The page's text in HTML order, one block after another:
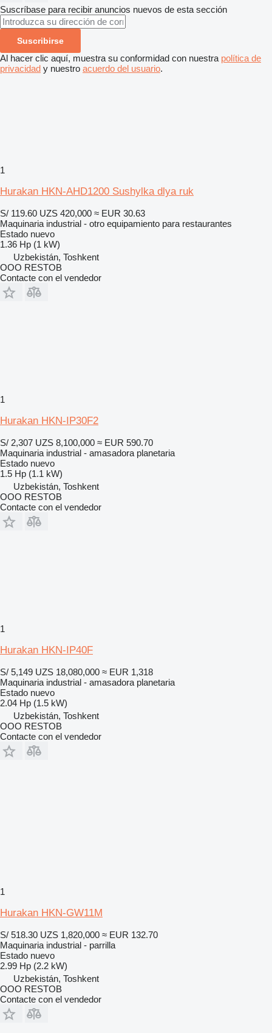
Suscríbase para recibir anuncios nuevos de esta sección
Suscribirse
Al hacer clic aquí, muestra su conformidad con nuestra política de
privacidad y nuestro acuerdo del usuario.
1
Hurakan HKN-AHD1200 Sushylka dlya ruk
S/ 119.60 UZS 420,000 ≈ EUR 30.63
Maquinaria industrial - otro equipamiento para restaurantes
Estado nuevo
1.36 Hp (1 kW)
Uzbekistán, Toshkent
OOO RESTOB
Contacte con el vendedor
1
Hurakan HKN-IP30F2
S/ 2,307 UZS 8,100,000 ≈ EUR 590.70
Maquinaria industrial - amasadora planetaria
Estado nuevo
1.5 Hp (1.1 kW)
Uzbekistán, Toshkent
OOO RESTOB
Contacte con el vendedor
1
Hurakan HKN-IP40F
S/ 5,149 UZS 18,080,000 ≈ EUR 1,318
Maquinaria industrial - amasadora planetaria
Estado nuevo
2.04 Hp (1.5 kW)
Uzbekistán, Toshkent
OOO RESTOB
Contacte con el vendedor
1
Hurakan HKN-GW11M
S/ 518.30 UZS 1,820,000 ≈ EUR 132.70
Maquinaria industrial - parrilla
Estado nuevo
2.99 Hp (2.2 kW)
Uzbekistán, Toshkent
OOO RESTOB
Contacte con el vendedor